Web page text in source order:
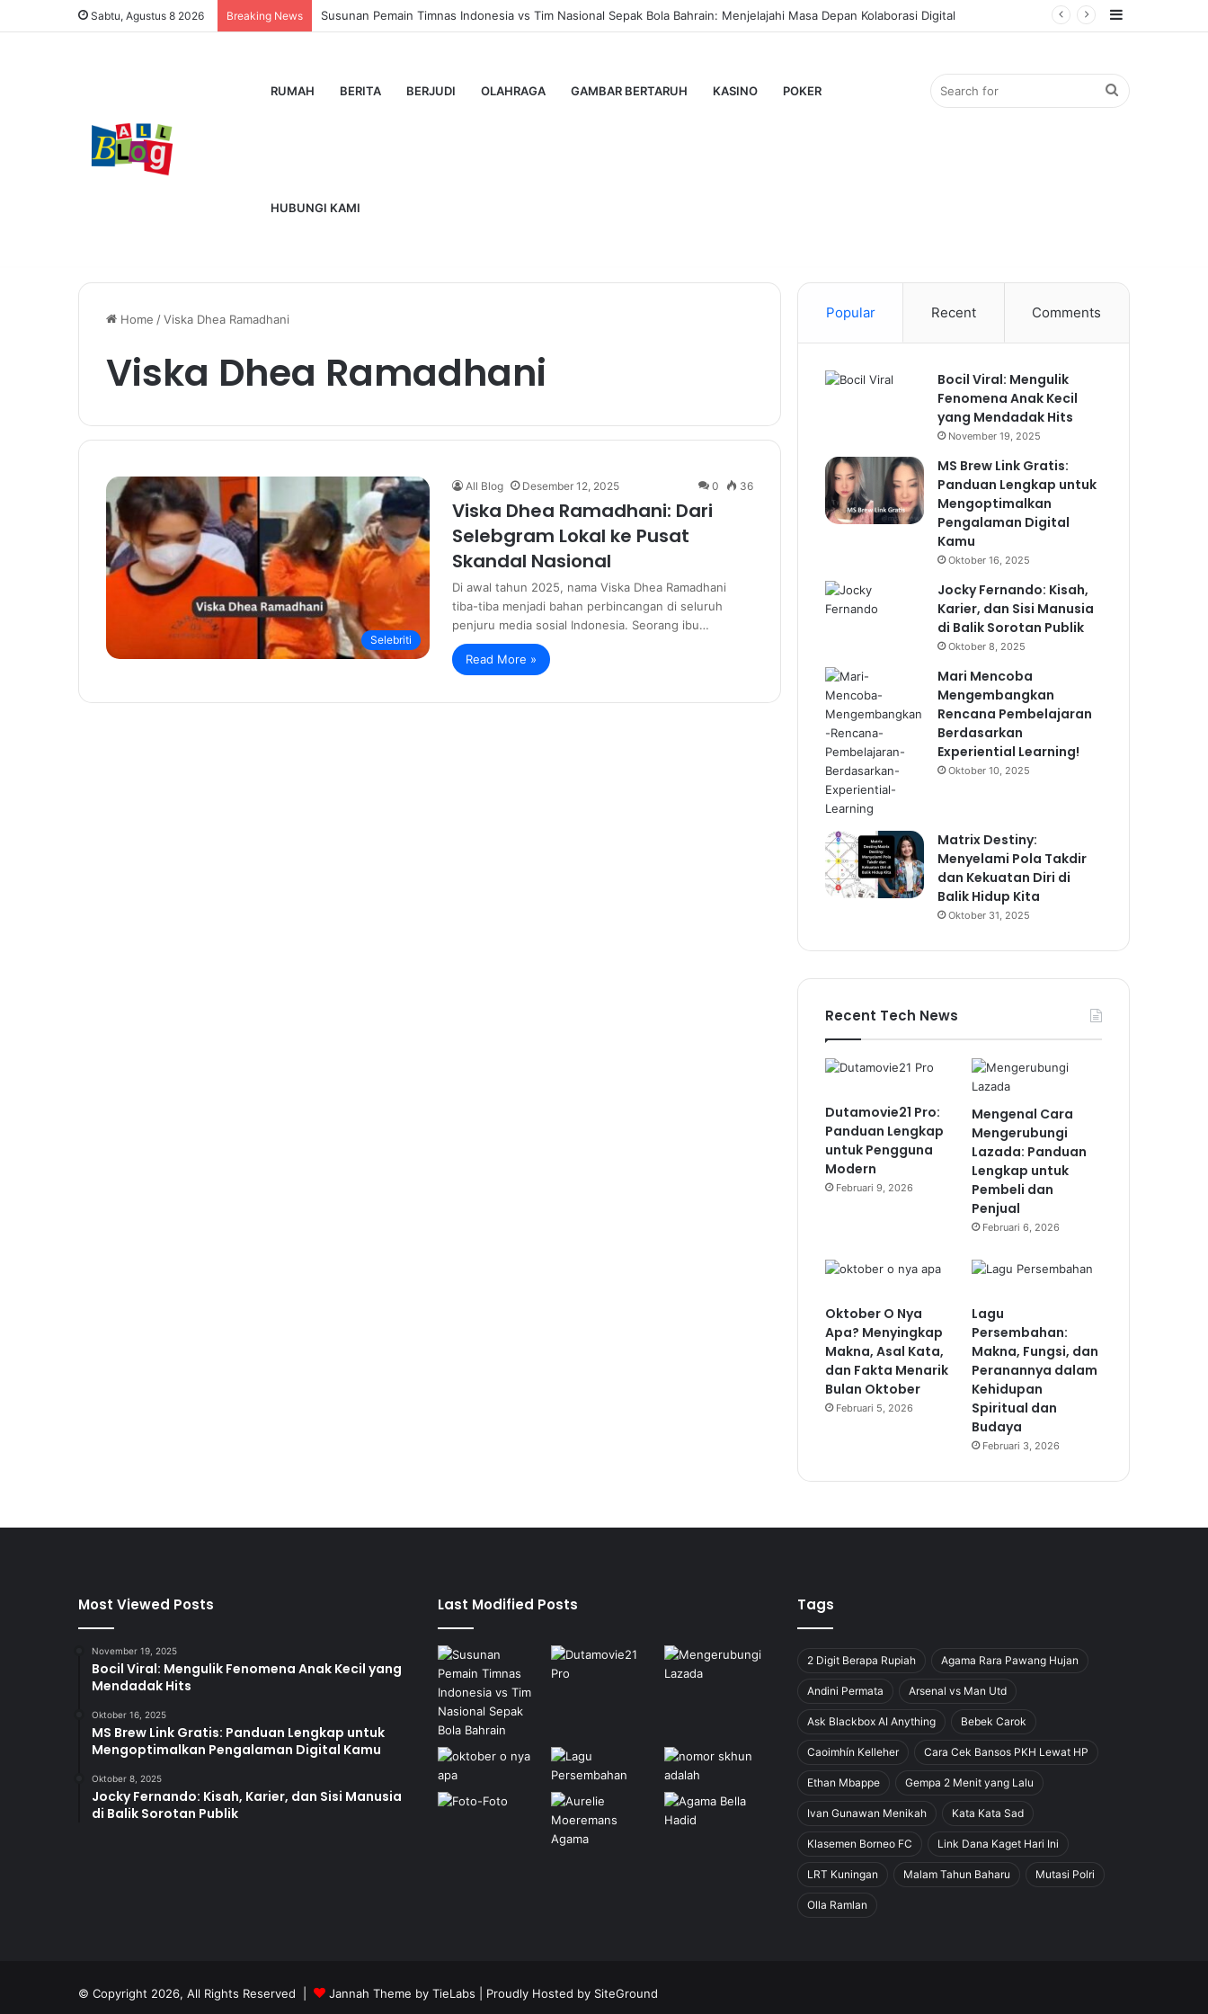
Sabtu, Agustus 8 2026 Breaking News Susunan Pemain Timnas Indonesia vs Tim Nasional Sepak Bola Bahrain: Menjelajahi Masa Depan Kolaborasi Digital Sidebar
RUMAH BERITA BERJUDI OLAHRAGA GAMBAR BERTARUH KASINO POKER
HUBUNGI KAMI
Search
Home /Viska Dhea Ramadhani
Viska Dhea Ramadhani
Selebriti
All Blog Desember 12, 2025 0 36
Viska Dhea Ramadhani: Dari
Selebgram Lokal ke Pusat
Skandal Nasional
Di awal tahun 2025, nama Viska Dhea Ramadhani
tiba-tiba menjadi bahan perbincangan di seluruh
penjuru media sosial Indonesia. Seorang ibu…
Read More »
Popular Recent Comments
Bocil Viral: Mengulik
Fenomena Anak Kecil
yang Mendadak Hits
November 19, 2025
MS Brew Link Gratis:
Panduan Lengkap untuk
Mengoptimalkan
Pengalaman Digital
Kamu
Oktober 16, 2025
Jocky Fernando: Kisah,
Karier, dan Sisi Manusia
di Balik Sorotan Publik
Oktober 8, 2025
Mari Mencoba
Mengembangkan
Rencana Pembelajaran
Berdasarkan
Experiential Learning!
Oktober 10, 2025
Matrix Destiny:
Menyelami Pola Takdir
dan Kekuatan Diri di
Balik Hidup Kita
Oktober 31, 2025
Recent Tech News
Dutamovie21 Pro:
Panduan Lengkap
untuk Pengguna
Modern
Februari 9, 2026
Mengenal Cara
Mengerubungi
Lazada: Panduan
Lengkap untuk
Pembeli dan
Penjual
Februari 6, 2026
Oktober O Nya
Apa? Menyingkap
Makna, Asal Kata,
dan Fakta Menarik
Bulan Oktober
Februari 5, 2026
Lagu
Persembahan:
Makna, Fungsi, dan
Peranannya dalam
Kehidupan
Spiritual dan
Budaya
Februari 3, 2026
Most Viewed Posts
November 19, 2025
Bocil Viral: Mengulik Fenomena Anak Kecil yang
Mendadak Hits
Oktober 16, 2025
MS Brew Link Gratis: Panduan Lengkap untuk
Mengoptimalkan Pengalaman Digital Kamu
Oktober 8, 2025
Jocky Fernando: Kisah, Karier, dan Sisi Manusia
di Balik Sorotan Publik
Last Modified Posts Tags
2 Digit Berapa Rupiah Agama Rara Pawang Hujan
Andini Permata Arsenal vs Man Utd
Ask Blackbox AI Anything Bebek Carok
Caoimhín Kelleher Cara Cek Bansos PKH Lewat HP
Ethan Mbappe Gempa 2 Menit yang Lalu
Ivan Gunawan Menikah Kata Kata Sad
Klasemen Borneo FC Link Dana Kaget Hari Ini
LRT Kuningan Malam Tahun Baharu Mutasi Polri
Olla Ramlan
© Copyright 2026, All Rights Reserved | Jannah Theme by TieLabs | Proudly Hosted by SiteGround